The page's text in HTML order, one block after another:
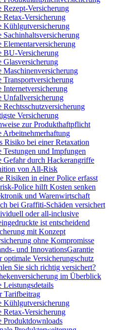
Rezept-Versicherung
Retax-Versicherung
Kühlgutversicherung
Sachinhaltsversicherung
Elementarversicherung
BU-Versicherung
Glasversicherung
Maschinenversicherung
Transportversicherung
Internetversicherung
Unfallversicherung
Rechtsschutzversicherung
Versicherung
zur Produkthaftpflicht
Arbeitnehmerhaftung
Risiko bei einer Retaxation
Testungen und Impfungen
Gefahr durch Hackerangriffe
von All-Risk
Risiken in einer Police erfasst
Police hilft Kosten senken
und Warenwirtschaft
bei Graffiti-Schäden versichert
oder all-inclusive
ist entscheidend
mit Konzept
ohne Kompromisse
und InnovationsGarantie
optimale Versicherungschutz
Sie sich richtig versichert?
im Überblick
Leistungsdetails
Tarifbeitrag
Kühlgutversicherung
Retax-Versicherung
Produktdownloads